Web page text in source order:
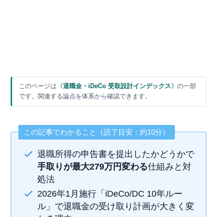
このページは 〈退職金・iDeCo 受取設計インデックス〉の一部
です。関連する論点を体系から確認できます。
この記事でわかること（読了目安：約10分）
退職所得の申告書を提出したかどうかで
手取りが最大279万円変わる仕組みと対
処法
2026年1月施行「iDeCo/DC 10年ルー
ル」で退職金の受け取り計画が大きく変